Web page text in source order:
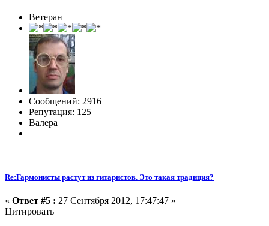
Ветеран
Сообщений: 2916
Репутация: 125
Валера
Re:Гармонисты растут из гитаристов. Это такая традиция?
« Ответ #5 : 27 Сентября 2012, 17:47:47 »
Цитировать